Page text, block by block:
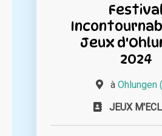
Jeux
2024
à Ohlungen
JEUX